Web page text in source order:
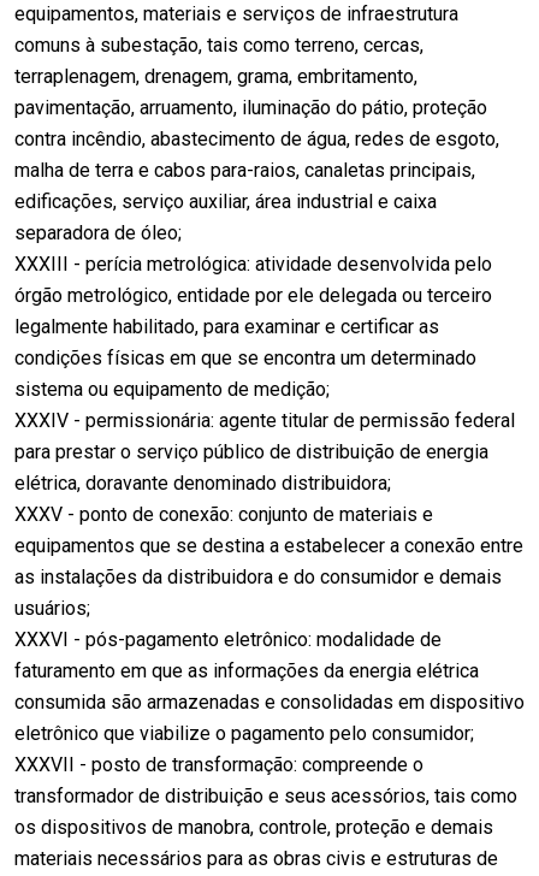
equipamentos, materiais e serviços de infraestrutura
comuns à subestação, tais como terreno, cercas,
terraplenagem, drenagem, grama, embritamento,
pavimentação, arruamento, iluminação do pátio, proteção
contra incêndio, abastecimento de água, redes de esgoto,
malha de terra e cabos para-raios, canaletas principais,
edificações, serviço auxiliar, área industrial e caixa
separadora de óleo;
XXXIII - perícia metrológica: atividade desenvolvida pelo
órgão metrológico, entidade por ele delegada ou terceiro
legalmente habilitado, para examinar e certificar as
condições físicas em que se encontra um determinado
sistema ou equipamento de medição;
XXXIV - permissionária: agente titular de permissão federal
para prestar o serviço público de distribuição de energia
elétrica, doravante denominado distribuidora;
XXXV - ponto de conexão: conjunto de materiais e
equipamentos que se destina a estabelecer a conexão entre
as instalações da distribuidora e do consumidor e demais
usuários;
XXXVI - pós-pagamento eletrônico: modalidade de
faturamento em que as informações da energia elétrica
consumida são armazenadas e consolidadas em dispositivo
eletrônico que viabilize o pagamento pelo consumidor;
XXXVII - posto de transformação: compreende o
transformador de distribuição e seus acessórios, tais como
os dispositivos de manobra, controle, proteção e demais
materiais necessários para as obras civis e estruturas de